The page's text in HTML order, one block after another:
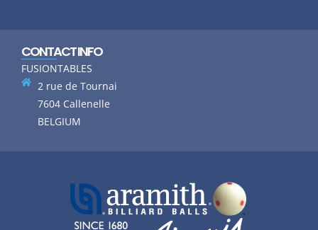
CONTACT INFO
FUSIONTABLES
2 rue de Tournai
7604 Callenelle
BELGIUM